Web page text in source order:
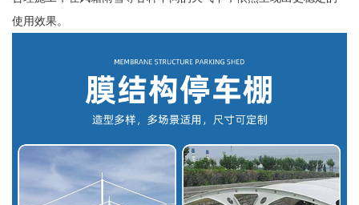
使用效果。